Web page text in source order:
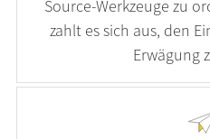
Source-Werkzeuge zu
zahlt es sich aus, den
Erwägung